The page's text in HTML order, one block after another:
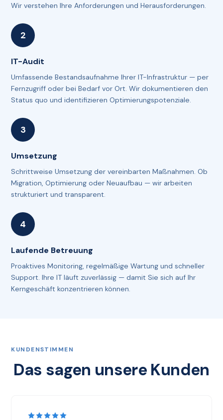
Wir verstehen Ihre Anforderungen und Herausforderungen.
IT-Audit
Umfassende Bestandsaufnahme Ihrer IT-Infrastruktur — per
Fernzugriff oder bei Bedarf vor Ort. Wir dokumentieren den
Status quo und identifizieren Optimierungspotenziale.
Umsetzung
Schrittweise Umsetzung der vereinbarten Maßnahmen. Ob
Migration, Optimierung oder Neuaufbau — wir arbeiten
strukturiert und transparent.
Laufende Betreuung
Proaktives Monitoring, regelmäßige Wartung und schneller
Support. Ihre IT läuft zuverlässig — damit Sie sich auf Ihr
Kerngeschäft konzentrieren können.
KUNDENSTIMMEN
Das sagen unsere Kunden